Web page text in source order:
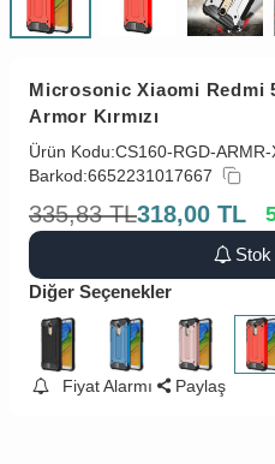
Microsonic Xiaomi Redmi
Armor Kırmızı
Ürün Kodu:CS160-RGD-
Barkod:6652231017667
335,83 TL318,00 TL
Stok
Diğer Seçenekler
Fiyat Alarmı Paylaş